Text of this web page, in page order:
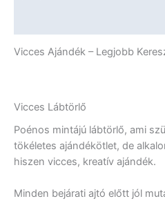
Vicces Ajándék – Legjobb
Vicces Lábtörlő
Poénos mintájú lábtörlő, ami
tökéletes ajándékötlet, de
hiszen vicces, kreatív ajándék.
Minden bejárati ajtó előtt jól